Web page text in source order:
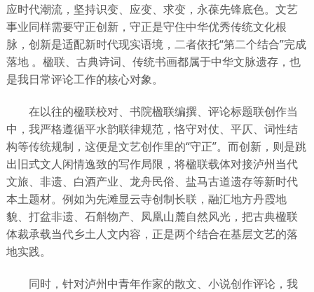
应时代潮流，坚持识变、应变、求变，永葆先锋底色。文艺
事业同样需要守正创新，守正是守住中华优秀传统文化根
脉，创新是适配新时代现实语境，二者依托“第二个结合”完成
落地 。楹联、古典诗词、传统书画都属于中华文脉遗存，也
是我日常评论工作的核心对象。
在以往的楹联校对、书院楹联编撰、评论标题联创作当
中，我严格遵循平水韵联律规范，恪守对仗、平仄、词性结
构等传统规制，这便是文艺创作里的“守正”。而创新，则是跳
出旧式文人闲情逸致的写作局限，将楹联载体对接泸州当代
文旅、非遗、白酒产业、龙舟民俗、盐马古道遗存等新时代
本土题材。例如为先滩显云寺创制长联，融汇地方丹霞地
貌、打盆非遗、石斛物产、凤凰山麓自然风光，把古典楹联
体裁承载当代乡土人文内容，正是两个结合在基层文艺的落
地实践。
同时，针对泸州中青年作家的散文、小说创作评论，我